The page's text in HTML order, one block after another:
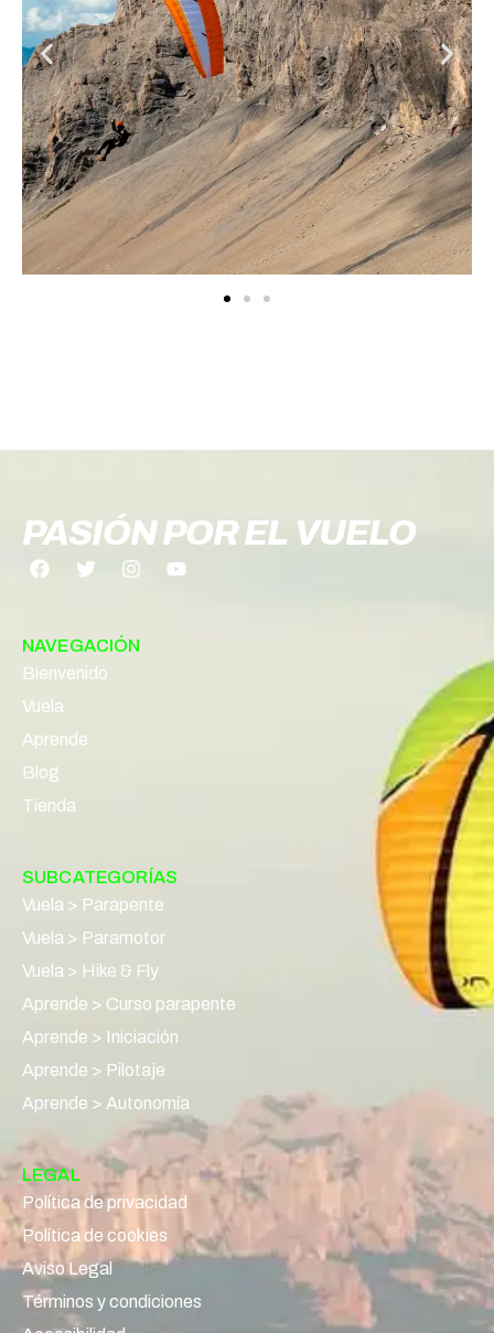
PASIÓN POR EL VUELO
NAVEGACIÓN
Bienvenido
Vuela
Aprende
Blog
Tienda
SUBCATEGORÍAS
Vuela > Parapente
Vuela > Paramotor
Vuela > Hike & Fly
Aprende > Curso parapente
Aprende > Iniciación
Aprende > Pilotaje
Aprende > Autonomía
LEGAL
Política de privacidad
Política de cookies
Aviso Legal
Términos y condiciones